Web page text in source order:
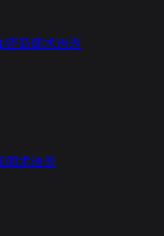
密新闻术语表
闻术语表